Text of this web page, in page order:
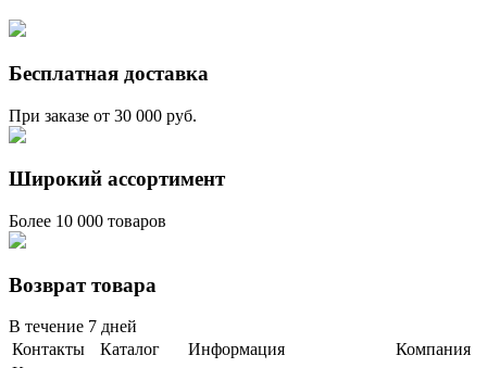
Бесплатная доставка
При заказе от 30 000 руб.
Широкий ассортимент
Более 10 000 товаров
Возврат товара
В течение 7 дней
Контакты
Каталог Информация
Компания